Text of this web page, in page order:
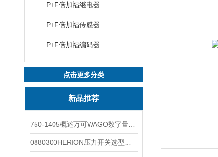
P+F倍加福继电器
P+F倍加福传感器
P+F倍加福编码器
点击更多分类
新品推荐